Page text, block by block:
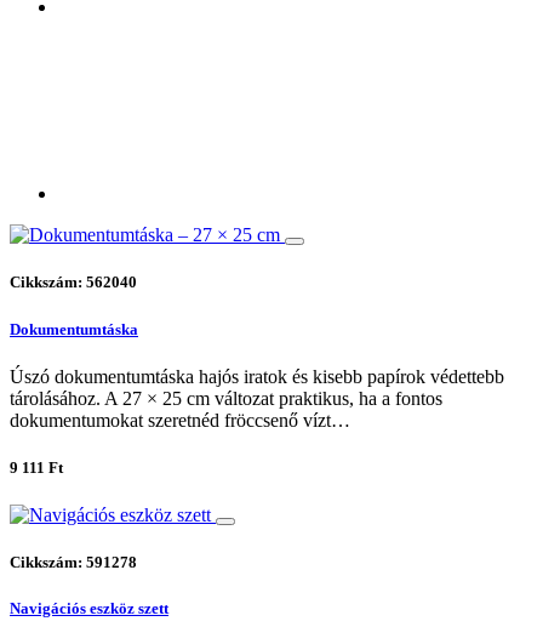
Cikkszám: 562040
Dokumentumtáska
Úszó dokumentumtáska hajós iratok és kisebb papírok védettebb
tárolásához. A 27 × 25 cm változat praktikus, ha a fontos
dokumentumokat szeretnéd fröccsenő vízt…
9 111 Ft
Cikkszám: 591278
Navigációs eszköz szett